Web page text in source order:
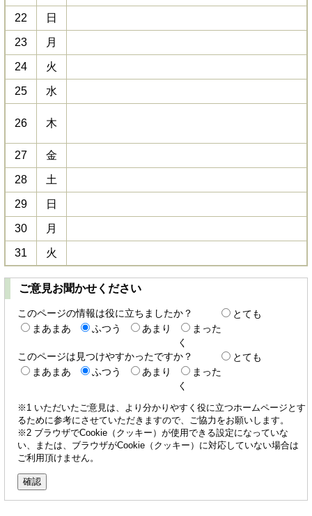
22 日
23 月
24 火
25 水
26 木
27 金
28 土
29 日
30 月
31 火
ご意見お聞かせください
このページの情報は役に立ちましたか？
とても
まあまあ
ふつう あまり
まった
く
このページは見つけやすかったですか？
とても
まあまあ
ふつう あまり
まった
く
※1 いただいたご意見は、より分かりやすく役に立つホームページとす
るために参考にさせていただきますので、ご協力をお願いします。
※2 ブラウザでCookie（クッキー）が使用できる設定になっていな
い、または、ブラウザがCookie（クッキー）に対応していない場合は
ご利用頂けません。